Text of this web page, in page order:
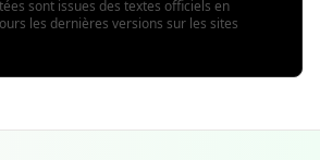
sont issues des textes officiels en
les dernières versions sur les sites